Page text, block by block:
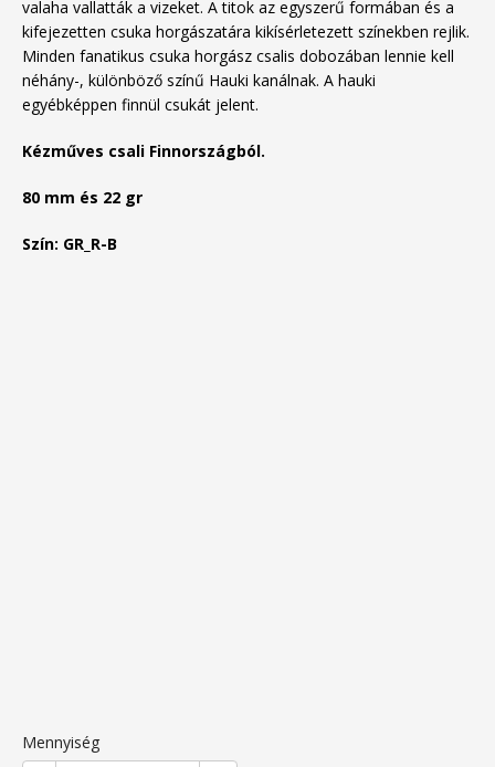
valaha vallatták a vizeket. A titok az egyszerű formában és a
kifejezetten csuka horgászatára kikísérletezett színekben rejlik.
Minden fanatikus csuka horgász csalis dobozában lennie kell
néhány-, különböző színű Hauki kanálnak. A hauki
egyébképpen finnül csukát jelent.
Kézműves csali Finnországból.
80 mm és 22 gr
Szín: GR_R-B
Mennyiség